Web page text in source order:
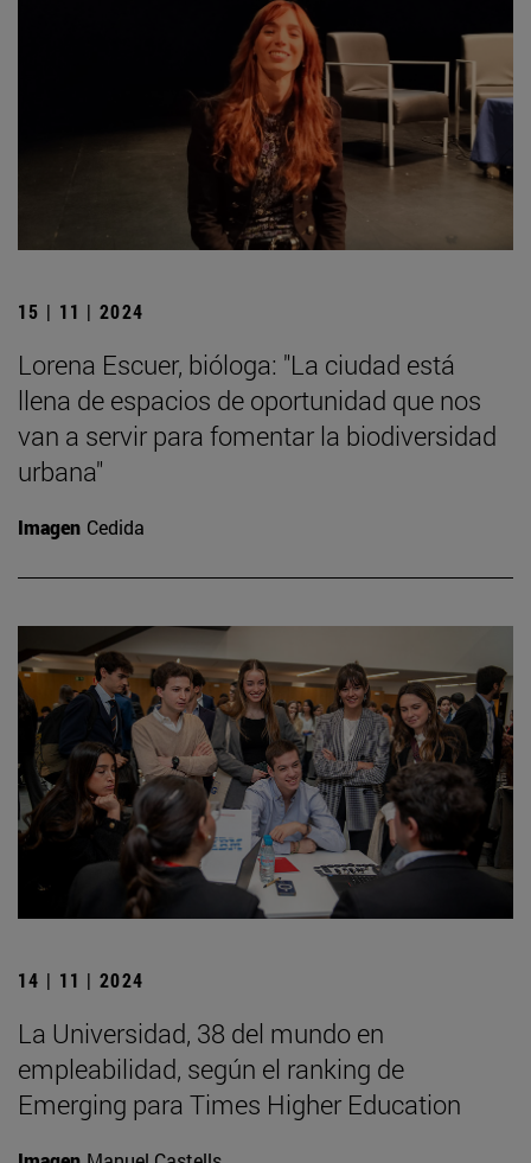
15 | 11 | 2024
Lorena Escuer, bióloga: "La ciudad está
llena de espacios de oportunidad que nos
van a servir para fomentar la biodiversidad
urbana"
Imagen Cedida
14 | 11 | 2024
La Universidad, 38 del mundo en
empleabilidad, según el ranking de
Emerging para Times Higher Education